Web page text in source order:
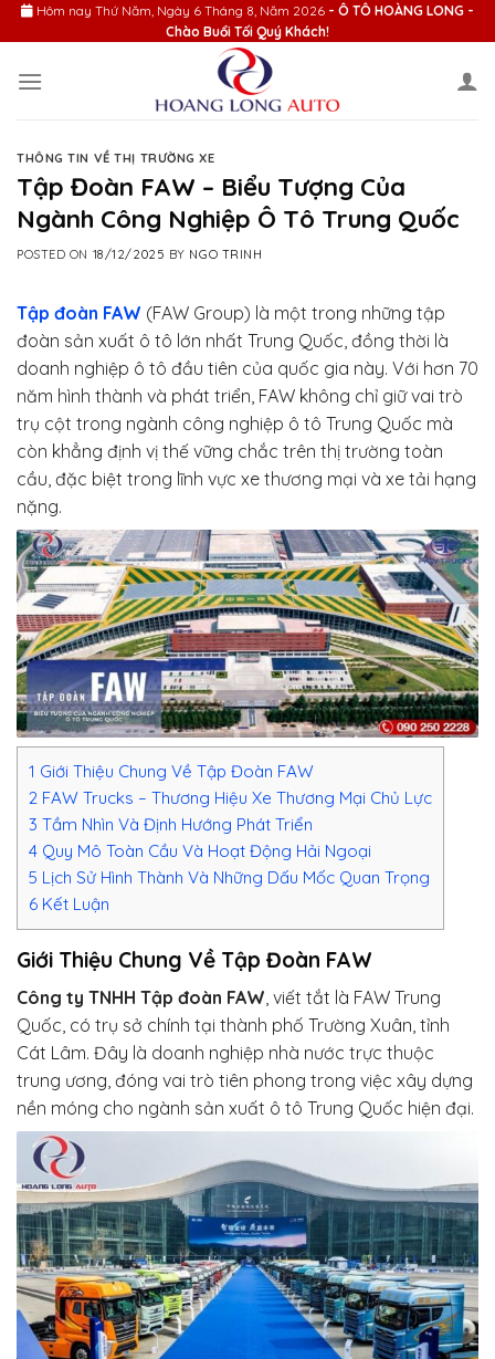
Skip
to
Hôm nay Thứ Năm, Ngày 6 Tháng 8, Năm 2026 - Ô TÔ HOÀNG LONG -
Chào Buổi Tối Quý Khách!
THÔNG TIN VỀ THỊ TRƯỜNG XE
Tập Đoàn FAW – Biểu Tượng Của
Ngành Công Nghiệp Ô Tô Trung Quốc
POSTED ON 18/12/2025 BY NGO TRINH
Tập đoàn FAW (FAW Group) là một trong những tập
đoàn sản xuất ô tô lớn nhất Trung Quốc, đồng thời là
doanh nghiệp ô tô đầu tiên của quốc gia này. Với hơn 70
năm hình thành và phát triển, FAW không chỉ giữ vai trò
trụ cột trong ngành công nghiệp ô tô Trung Quốc mà
còn khẳng định vị thế vững chắc trên thị trường toàn
cầu, đặc biệt trong lĩnh vực xe thương mại và xe tải hạng
nặng.
1 Giới Thiệu Chung Về Tập Đoàn FAW
2 FAW Trucks – Thương Hiệu Xe Thương Mại Chủ Lực
3 Tầm Nhìn Và Định Hướng Phát Triển
4 Quy Mô Toàn Cầu Và Hoạt Động Hải Ngoại
5 Lịch Sử Hình Thành Và Những Dấu Mốc Quan Trọng
6 Kết Luận
Giới Thiệu Chung Về Tập Đoàn FAW
Công ty TNHH Tập đoàn FAW , viết tắt là FAW Trung
Quốc, có trụ sở chính tại thành phố Trường Xuân, tỉnh
Cát Lâm. Đây là doanh nghiệp nhà nước trực thuộc
trung ương, đóng vai trò tiên phong trong việc xây dựng
nền móng cho ngành sản xuất ô tô Trung Quốc hiện đại.